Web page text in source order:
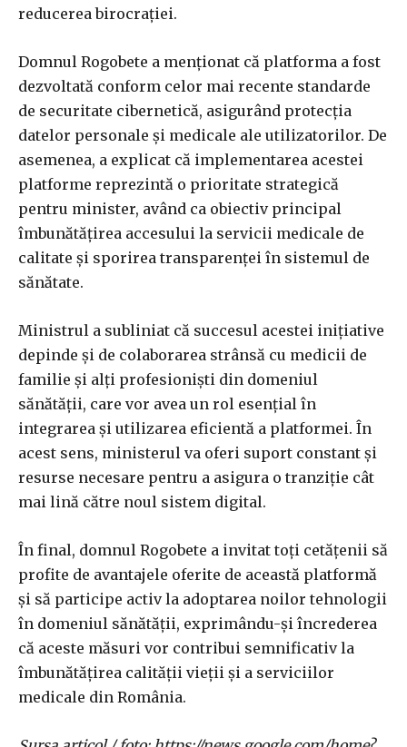
reducerea birocrației.
Domnul Rogobete a menționat că platforma a fost
dezvoltată conform celor mai recente standarde
de securitate cibernetică, asigurând protecția
datelor personale și medicale ale utilizatorilor. De
asemenea, a explicat că implementarea acestei
platforme reprezintă o prioritate strategică
pentru minister, având ca obiectiv principal
îmbunătățirea accesului la servicii medicale de
calitate și sporirea transparenței în sistemul de
sănătate.
Ministrul a subliniat că succesul acestei inițiative
depinde și de colaborarea strânsă cu medicii de
familie și alți profesioniști din domeniul
sănătății, care vor avea un rol esențial în
integrarea și utilizarea eficientă a platformei. În
acest sens, ministerul va oferi suport constant și
resurse necesare pentru a asigura o tranziție cât
mai lină către noul sistem digital.
În final, domnul Rogobete a invitat toți cetățenii să
profite de avantajele oferite de această platformă
și să participe activ la adoptarea noilor tehnologii
în domeniul sănătății, exprimându-și încrederea
că aceste măsuri vor contribui semnificativ la
îmbunătățirea calității vieții și a serviciilor
medicale din România.